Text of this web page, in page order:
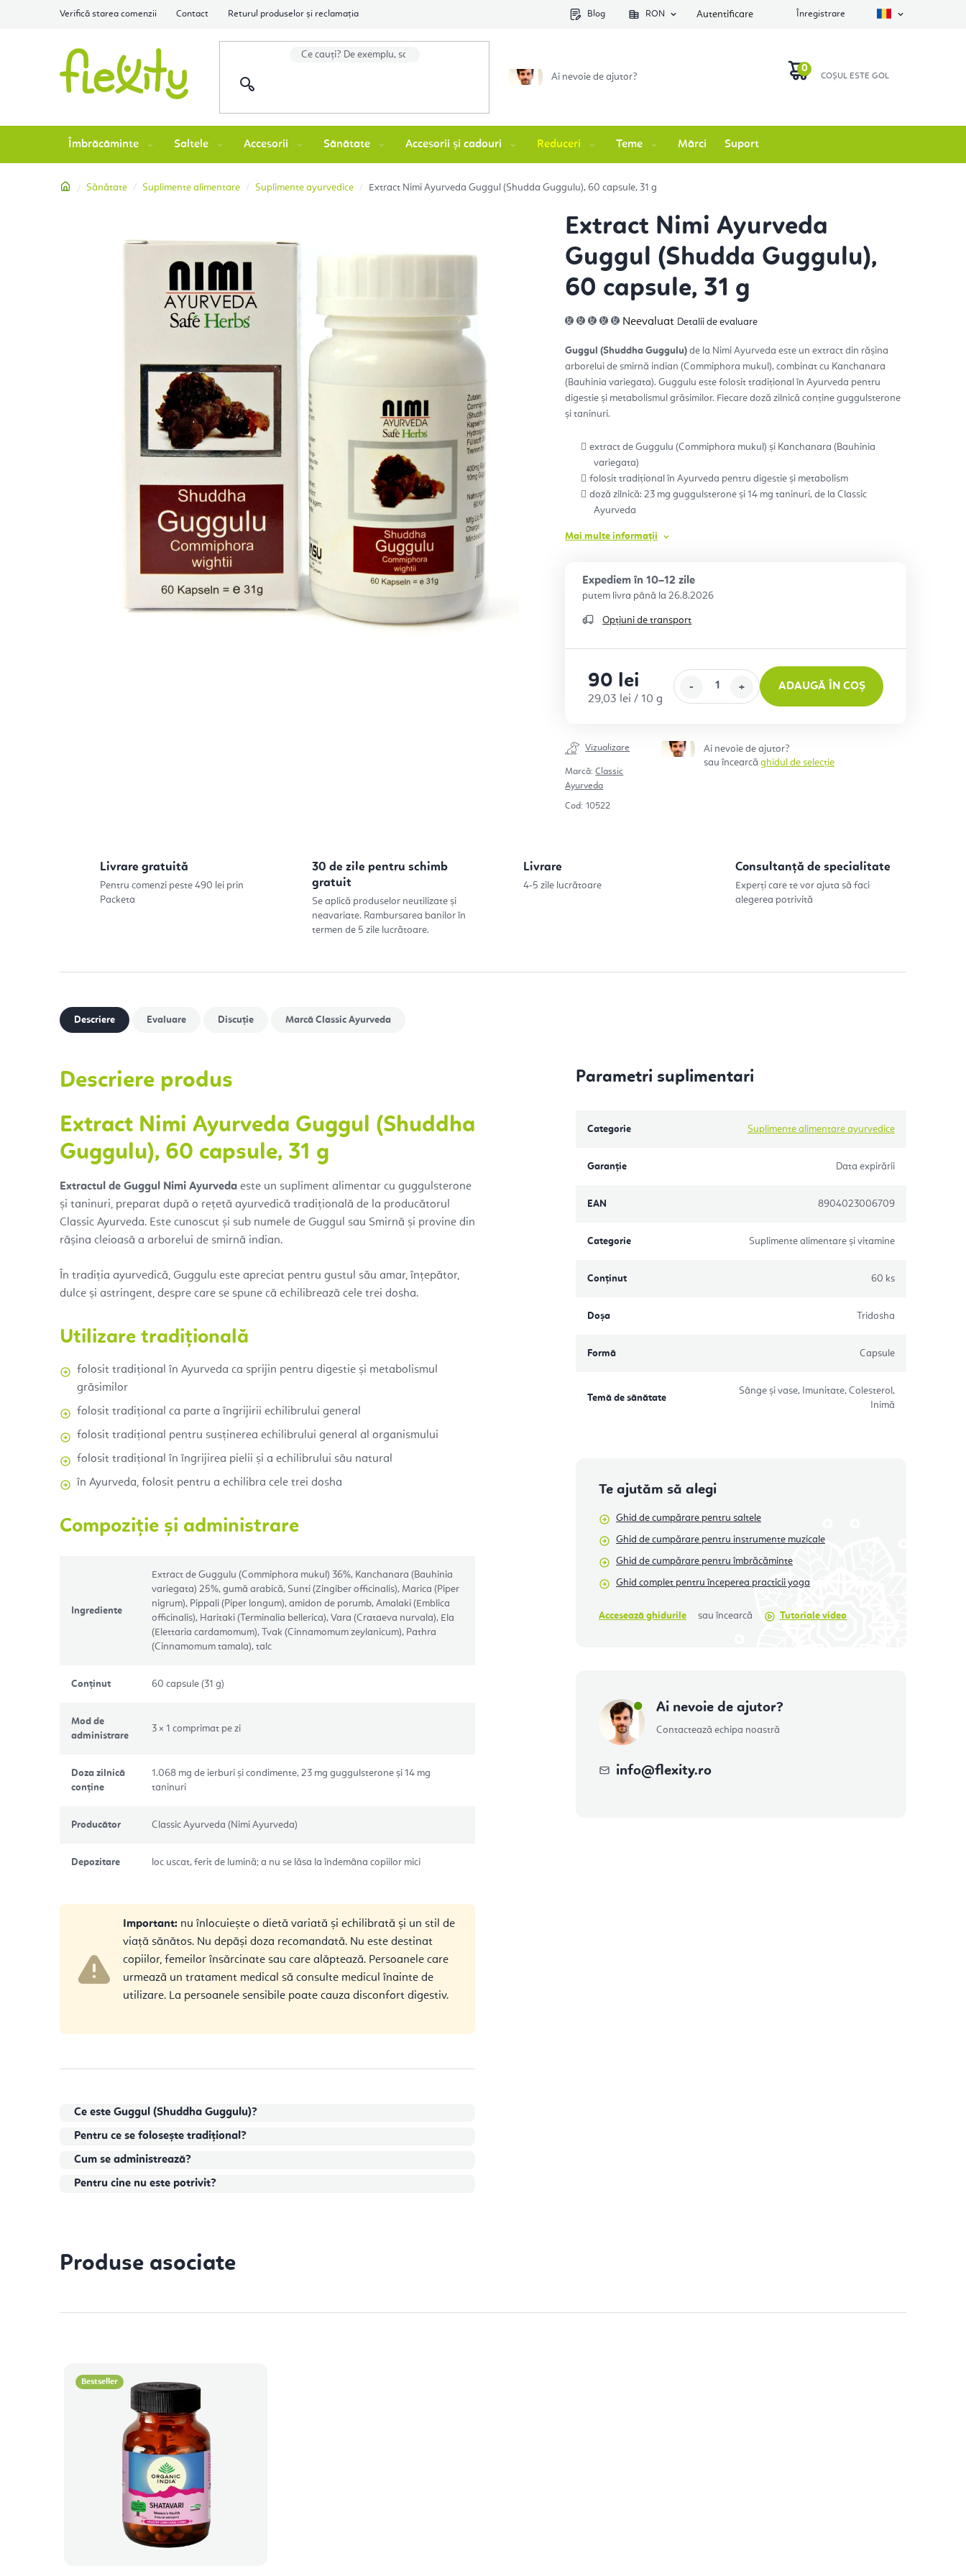
Verifică starea comenzii Contact Returul produselor și reclamația Blog RON Autentificare Înregistrare
Ai nevoie de ajutor?
DE
CUMPĂRĂTURI
Îmbrăcăminte Saltele Accesorii Sănătate Accesorii și cadouri Reduceri Teme Mărci Suport
AcasăSănătate Suplimente alimentare Suplimente ayurvedice Extract Nimi Ayurveda Guggul (Shudda Guggulu), 60 capsule, 31 g
Extract Nimi Ayurveda
Guggul (Shudda Guggulu),
60 capsule, 31 g
Evaluarea
medie
este
0,0
din
5
stele.
Neevaluat Detalii de evaluare
Guggul (Shuddha Guggulu) de la Nimi Ayurveda este un extract din rășina
arborelui de smirnă indian (Commiphora mukul), combinat cu Kanchanara
(Bauhinia variegata). Guggulu este folosit tradițional în Ayurveda pentru
digestie și metabolismul grăsimilor. Fiecare doză zilnică conține guggulsterone
și taninuri.
extract de Guggulu (Commiphora mukul) și Kanchanara (Bauhinia
variegata)
folosit tradițional în Ayurveda pentru digestie și metabolism
doză zilnică: 23 mg guggulsterone și 14 mg taninuri, de la Classic
Ayurveda
Mai multe informații
Expediem în 10–12 zile
26.8.2026
Opțiuni de transport
90 lei
Evaluare preţ:
29,03 lei / 10 g
ADAUGĂ ÎN COȘ
Vizualizare
Marcă:Classic
Ayurveda
Cod: 10522
Ai nevoie de ajutor?
sau încearcăghidul de selecție
Livrare gratuită
Pentru comenzi peste 490 lei prin
Packeta
30 de zile pentru schimb
gratuit
Se aplică produselor neutilizate și
neavariate. Rambursarea banilor în
termen de 5 zile lucrătoare.
Livrare
4-5 zile lucrătoare
Consultanță de specialitate
Experți care te vor ajuta să faci
alegerea potrivită
Descriere Evaluare Discuţie Marcă Classic Ayurveda
Descriere produs
Extract Nimi Ayurveda Guggul (Shuddha
Guggulu), 60 capsule, 31 g
Extractul de Guggul Nimi Ayurveda este un supliment alimentar cu guggulsterone
și taninuri, preparat după o rețetă ayurvedică tradițională de la producătorul
Classic Ayurveda. Este cunoscut și sub numele de Guggul sau Smirnă și provine din
rășina cleioasă a arborelui de smirnă indian.
În tradiția ayurvedică, Guggulu este apreciat pentru gustul său amar, înțepător,
dulce și astringent, despre care se spune că echilibrează cele trei dosha.
Utilizare tradițională
folosit tradițional în Ayurveda ca sprijin pentru digestie și metabolismul
grăsimilor
folosit tradițional ca parte a îngrijirii echilibrului general
folosit tradițional pentru susținerea echilibrului general al organismului
folosit tradițional în îngrijirea pielii și a echilibrului său natural
în Ayurveda, folosit pentru a echilibra cele trei dosha
Compoziție și administrare
Ingrediente
Extract de Guggulu (Commiphora mukul) 36%, Kanchanara (Bauhinia
variegata) 25%, gumă arabică, Sunti (Zingiber officinalis), Marica (Piper
nigrum), Pippali (Piper longum), amidon de porumb, Amalaki (Emblica
officinalis), Haritaki (Terminalia bellerica), Vara (Crataeva nurvala), Ela
(Elettaria cardamomum), Tvak (Cinnamomum zeylanicum), Pathra
(Cinnamomum tamala), talc
Conținut 60 capsule (31 g)
Mod de
administrare
3 × 1 comprimat pe zi
Doza zilnică
conține
1.068 mg de ierburi și condimente, 23 mg guggulsterone și 14 mg
taninuri
Producător Classic Ayurveda (Nimi Ayurveda)
Depozitare loc uscat, ferit de lumină; a nu se lăsa la îndemâna copiilor mici
Important: nu înlocuiește o dietă variată și echilibrată și un stil de
viață sănătos. Nu depăși doza recomandată. Nu este destinat
copiilor, femeilor însărcinate sau care alăptează. Persoanele care
urmează un tratament medical să consulte medicul înainte de
utilizare. La persoanele sensibile poate cauza disconfort digestiv.
Ce este Guggul (Shuddha Guggulu)?
Pentru ce se folosește tradițional?
Cum se administrează?
Pentru cine nu este potrivit?
Parametri suplimentari
Categorie Suplimente alimentare ayurvedice
Garanţie Data expirării
EAN 8904023006709
Categorie Suplimente alimentare și vitamine
Conținut 60 ks
Doșa Tridosha
Formă Capsule
Temă de sănătate
Sânge și vase, Imunitate, Colesterol,
Inimă
Te ajutăm să alegi
Ghid de cumpărare pentru saltele
Ghid de cumpărare pentru instrumente muzicale
Ghid de cumpărare pentru îmbrăcăminte
Ghid complet pentru începerea practicii yoga
Accesează ghidurile sau încearcă Tutoriale video
Ai nevoie de ajutor?
Contactează echipa noastră
info@flexity.ro
Produse asociate
Bestseller